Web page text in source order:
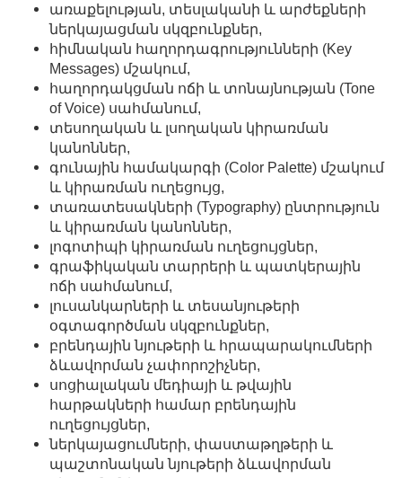
առաքելության, տեսլականի և արժեքների
ներկայացման սկզբունքներ,
հիմնական հաղորդագրությունների (Key
Messages) մշակում,
հաղորդակցման ոճի և տոնայնության (Tone
of Voice) սահմանում,
տեսողական և լսողական կիրառման
կանոններ,
գունային համակարգի (Color Palette) մշակում
և կիրառման ուղեցույց,
տառատեսակների (Typography) ընտրություն
և կիրառման կանոններ,
լոգոտիպի կիրառման ուղեցույցներ,
գրաֆիկական տարրերի և պատկերային
ոճի սահմանում,
լուսանկարների և տեսանյութերի
օգտագործման սկզբունքներ,
բրենդային նյութերի և հրապարակումների
ձևավորման չափորոշիչներ,
սոցիալական մեդիայի և թվային
հարթակների համար բրենդային
ուղեցույցներ,
ներկայացումների, փաստաթղթերի և
պաշտոնական նյութերի ձևավորման